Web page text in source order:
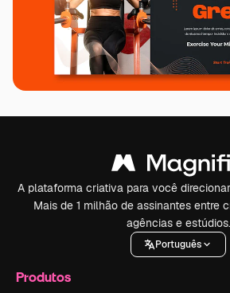
A plataforma criativa para você
Mais de 1 milhão de assinantes entre
agências e estúdios.
Português
Produtos